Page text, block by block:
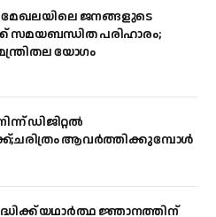
മേഖലയിലെ ജനങ്ങളുടെ
സമയബന്ധിത പരിഹാരം;
യോഗം
ഡിജിറ്റല്‍
ആവര്‍ത്തിക്കുമ്പോള്‍
യഥാർത്ഥ ജ്ഞാനത്തിന്